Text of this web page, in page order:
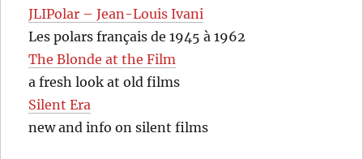
JLIPolar – Jean-Louis Ivani
Les polars français de 1945 à 1962
The Blonde at the Film
a fresh look at old films
Silent Era
new and info on silent films